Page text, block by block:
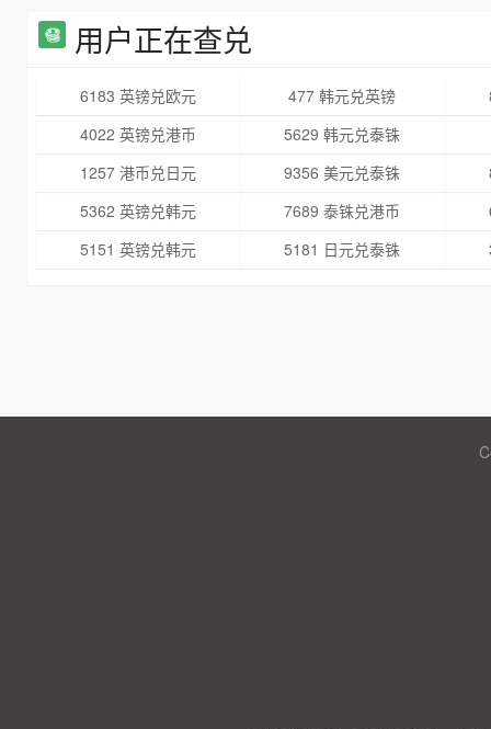
用户正在查兑
6183 英镑兑欧元 477 韩元兑英镑
4022 英镑兑港币
5629 韩元兑泰铢
1257 港币兑日元
9356 美元兑泰铢
5362 英镑兑韩元
7689 泰铢兑港币
5151 英镑兑韩元
5181 日元兑泰铢